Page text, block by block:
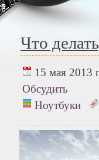
Что
15 мая 2013
Обсудить
Ноутбуки